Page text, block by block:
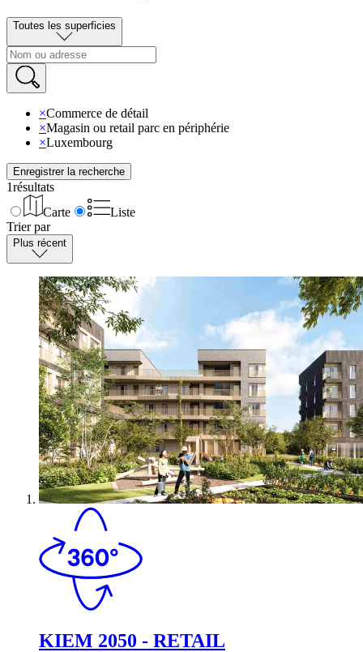
Toutes les superficies
×Commerce de détail
×Magasin ou retail parc en périphérie
×Luxembourg
Enregistrer la recherche
1résultats
Carte
Liste
Trier par
Plus récent
KIEM 2050 - RETAIL